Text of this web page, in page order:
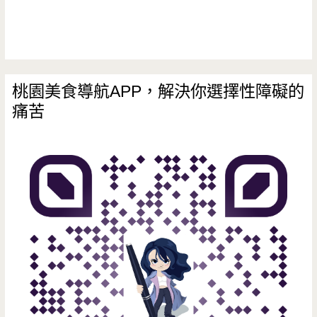
桃園美食導航APP，解決你選擇性障礙的
痛苦